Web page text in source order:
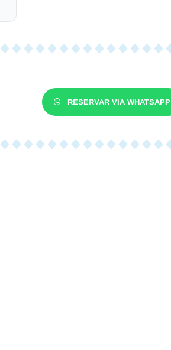
RESERVAR VIA WHATSAPP